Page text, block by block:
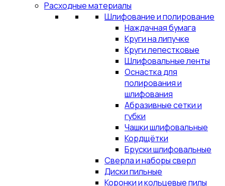
Расходные материалы
Шлифование и полирование
Наждачная бумага
Круги на липучке
Круги лепестковые
Шлифовальные ленты
Оснастка для
полирования и
шлифования
Абразивные сетки и
губки
Чашки шлифовальные
Кордщётки
Бруски шлифовальные
Сверла и наборы сверл
Диски пильные
Коронки и кольцевые пилы